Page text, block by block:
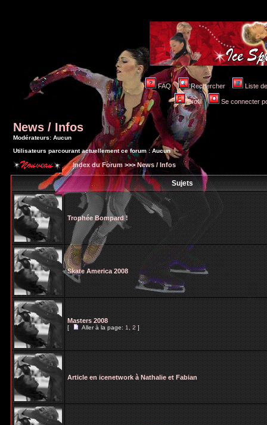
FAQ Rechercher Liste
Profil Se connecter
News / Infos
Modérateurs: Aucun
Utilisateurs parcourant actuellement ce forum : Aucun
Index du Forum >>>News / Infos
Sujets
Trophée Bompard !
Skate America 2008
Masters 2008
[ Aller à la page:1,2]
Article en icenetwork à Nathalie et Fabian